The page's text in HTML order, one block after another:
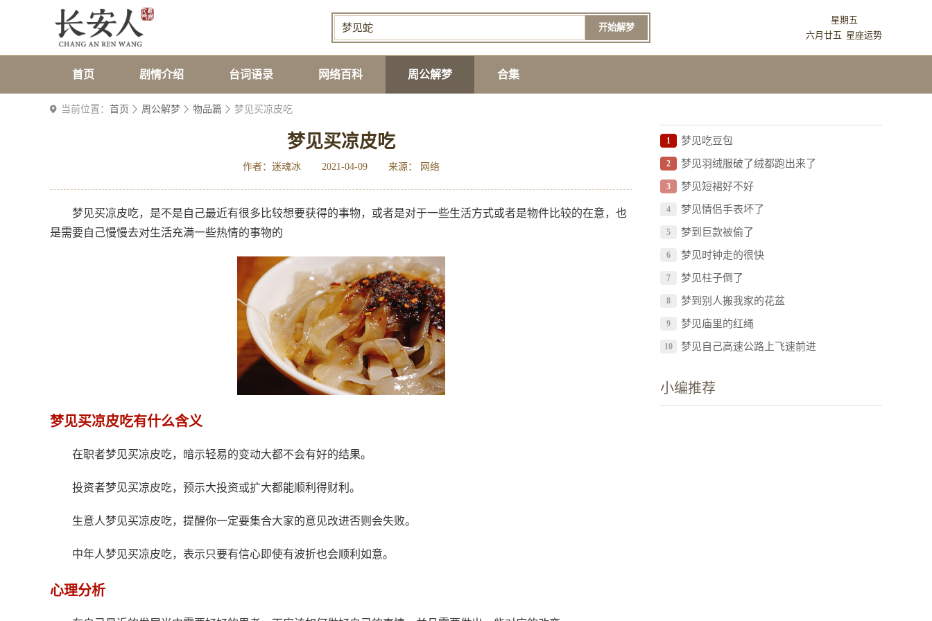
开始解梦
星期五
六月廿五 星座运势
首页 剧情介绍 台词语录 网络百科 周公解梦 合集
当前位置： 首页 周公解梦 物品篇 梦见买凉皮吃
梦见买凉皮吃
作者：迷魂冰 2021-04-09 来源： 网络
梦见买凉皮吃，是不是自己最近有很多比较想要获得的事物，或者是对于一些生活方式或者是物件比较的在意，也
是需要自己慢慢去对生活充满一些热情的事物的
梦见买凉皮吃有什么含义
在职者梦见买凉皮吃，暗示轻易的变动大都不会有好的结果。
投资者梦见买凉皮吃，预示大投资或扩大都能顺利得财利。
生意人梦见买凉皮吃，提醒你一定要集合大家的意见改进否则会失败。
中年人梦见买凉皮吃，表示只要有信心即使有波折也会顺利如意。
心理分析
1 梦见吃豆包
2 梦见羽绒服破了绒都跑出来了
3 梦见短裙好不好
4 梦见情侣手表坏了
5 梦到巨款被偷了
6 梦见时钟走的很快
7 梦见柱子倒了
8 梦到别人搬我家的花盆
9 梦见庙里的红绳
10 梦见自己高速公路上飞速前进
小编推荐